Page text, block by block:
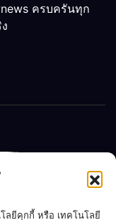
ลยีคุกกี้ หรือ เทคโนโลยี
ครบครันทุก
หญิง 12 ขวบ
แต่งงานกับ
เจ้าของคาร์